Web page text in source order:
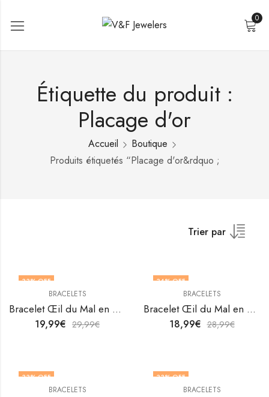
0
Étiquette du produit :
Placage d'or
Accueil
Boutique
Produits étiquetés “Placage d'or&rdquo ;
Trier par
33% OFF
BRACELETS
Bracelet Œil du Mal en acier inoxydable plaqué or 18K de V&F Jewellers
19,99€ 29,99€
34% OFF
BRACELETS
Bracelet Œil du Mal en acier inoxydable plaqué or 18K de V&F Jewellers
18,99€ 28,99€
33% OFF
BRACELETS
33% OFF
BRACELETS